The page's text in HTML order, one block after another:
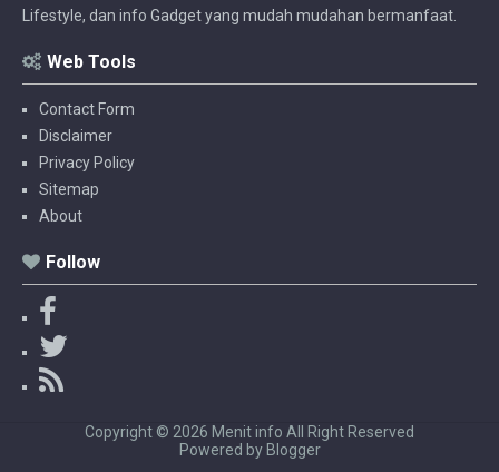
Lifestyle, dan info Gadget yang mudah mudahan bermanfaat.
Web Tools
Contact Form
Disclaimer
Privacy Policy
Sitemap
About
Follow
a
c
e
Copyright © 2026 Menit info All Right Reserved
Powered by Blogger